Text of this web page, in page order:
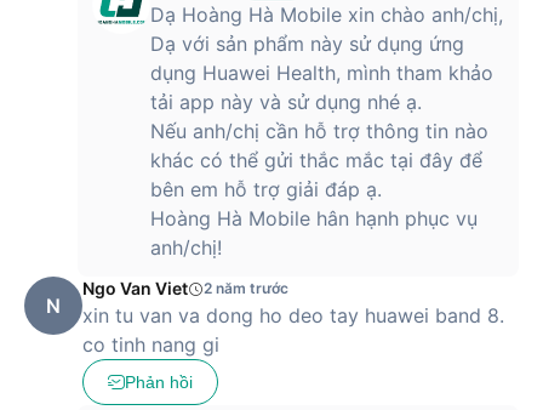
Dạ Hoàng Hà Mobile xin chào anh/chị,
Dạ với sản phẩm này sử dụng ứng
dụng Huawei Health, mình tham khảo
tải app này và sử dụng nhé ạ.
Nếu anh/chị cần hỗ trợ thông tin nào
khác có thể gửi thắc mắc tại đây để
bên em hỗ trợ giải đáp ạ.
Hoàng Hà Mobile hân hạnh phục vụ
anh/chị!
N
Ngo Van Viet 2 năm trước
xin tu van va dong ho deo tay huawei band 8.
co tinh nang gi
Phản hồi